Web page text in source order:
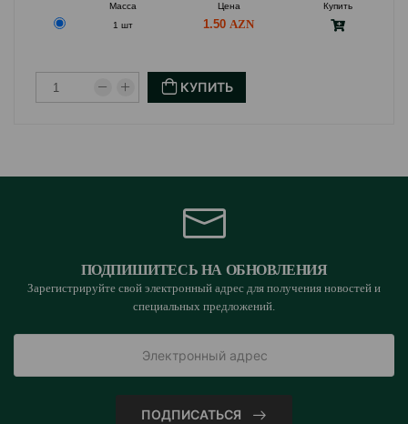
Масса Цена
Купить
1 шт
1.50
КУПИТЬ
ПОДПИШИТЕСЬ НА ОБНОВЛЕНИЯ
Зарегистрируйте свой электронный адрес для получения новостей и
специальных предложений.
ПОДПИСАТЬСЯ